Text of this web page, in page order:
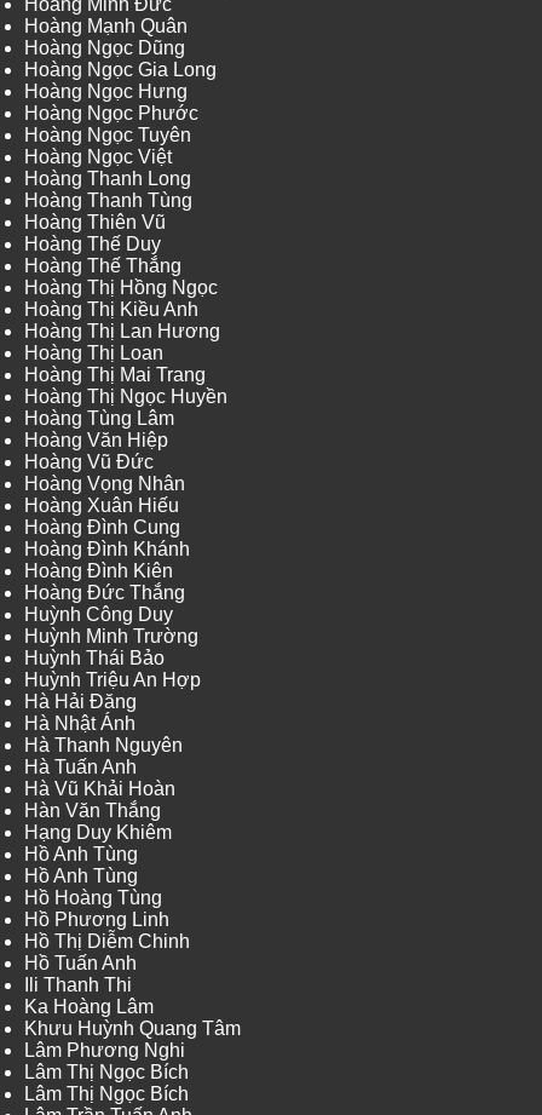
Hoàng Mạnh Quân
Hoàng Ngọc Dũng
Hoàng Ngọc Gia Long
Hoàng Ngọc Hưng
Hoàng Ngọc Phước
Hoàng Ngọc Tuyên
Hoàng Ngọc Việt
Hoàng Thanh Long
Hoàng Thanh Tùng
Hoàng Thiên Vũ
Hoàng Thế Duy
Hoàng Thế Thắng
Hoàng Thị Hồng Ngọc
Hoàng Thị Kiều Anh
Hoàng Thị Lan Hương
Hoàng Thị Loan
Hoàng Thị Mai Trang
Hoàng Thị Ngọc Huyền
Hoàng Tùng Lâm
Hoàng Văn Hiệp
Hoàng Vũ Đức
Hoàng Vọng Nhân
Hoàng Xuân Hiếu
Hoàng Đình Cung
Hoàng Đình Khánh
Hoàng Đình Kiên
Hoàng Đức Thắng
Huỳnh Công Duy
Huỳnh Minh Trường
Huỳnh Thái Bảo
Huỳnh Triệu An Hợp
Hà Hải Đăng
Hà Nhật Ánh
Hà Thanh Nguyên
Hà Tuấn Anh
Hà Vũ Khải Hoàn
Hàn Văn Thắng
Hạng Duy Khiêm
Hồ Anh Tùng
Hồ Anh Tùng
Hồ Hoàng Tùng
Hồ Phương Linh
Hồ Thị Diễm Chinh
Hồ Tuấn Anh
Ili Thanh Thi
Ka Hoàng Lâm
Khưu Huỳnh Quang Tâm
Lâm Phương Nghi
Lâm Thị Ngọc Bích
Lâm Thị Ngọc Bích